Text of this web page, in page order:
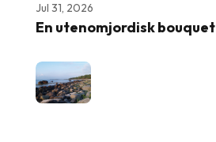
Jul 31, 2026
En utenomjordisk bouquet